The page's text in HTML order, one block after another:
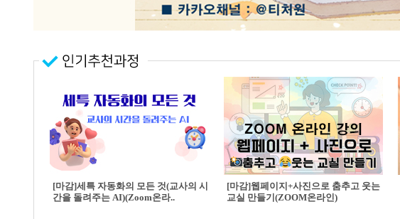
[마감]세특 자동화의 모든 것(교사의 시
간을 돌려주는 AI)(Zoom온라..
[마감]웹페이지+사진으로 춤추고 웃는
교실 만들기(ZOOM온라인)